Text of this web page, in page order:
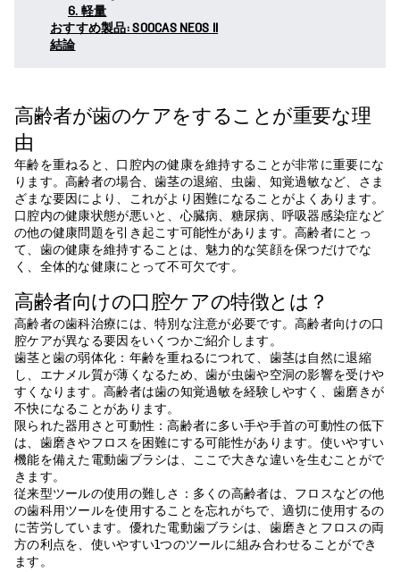
6. 軽量
おすすめ製品: SOOCAS NEOS II
結論
高齢者が歯のケアをすることが重要な理
由
年齢を重ねると、口腔内の健康を維持することが非常に重要にな
ります。高齢者の場合、歯茎の退縮、虫歯、知覚過敏など、さま
ざまな要因により、これがより困難になることがよくあります。
口腔内の健康状態が悪いと、心臓病、糖尿病、呼吸器感染症など
の他の健康問題を引き起こす可能性があります。高齢者にとっ
て、歯の健康を維持することは、魅力的な笑顔を保つだけでな
く、全体的な健康にとって不可欠です。
高齢者向けの口腔ケアの特徴とは？
高齢者の歯科治療には、特別な注意が必要です。高齢者向けの口
腔ケアが異なる要因をいくつかご紹介します。
歯茎と歯の弱体化：年齢を重ねるにつれて、歯茎は自然に退縮
し、エナメル質が薄くなるため、歯が虫歯や空洞の影響を受けや
すくなります。高齢者は歯の知覚過敏を経験しやすく、歯磨きが
不快になることがあります。
限られた器用さと可動性：高齢者に多い手や手首の可動性の低下
は、歯磨きやフロスを困難にする可能性があります。使いやすい
機能を備えた電動歯ブラシは、ここで大きな違いを生むことがで
きます。
従来型ツールの使用の難しさ：多くの高齢者は、フロスなどの他
の歯科用ツールを使用することを忘れがちで、適切に使用するの
に苦労しています。優れた電動歯ブラシは、歯磨きとフロスの両
方の利点を、使いやすい1つのツールに組み合わせることができ
ます。